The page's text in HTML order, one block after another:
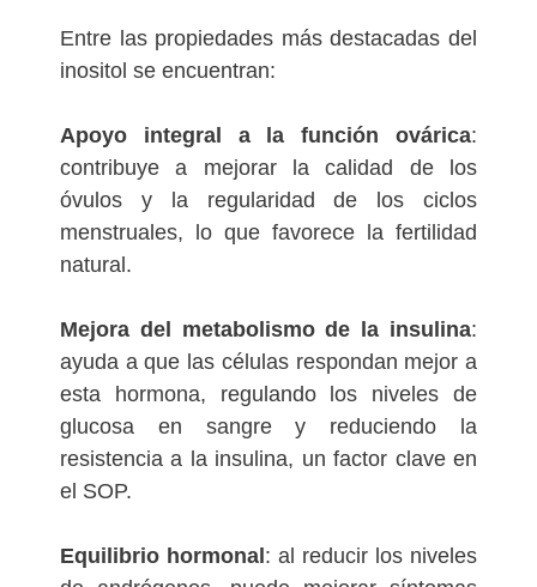
Entre las propiedades más destacadas del
inositol se encuentran:
Apoyo integral a la función ovárica:
contribuye a mejorar la calidad de los
óvulos y la regularidad de los ciclos
menstruales, lo que favorece la fertilidad
natural.
Mejora del metabolismo de la insulina:
ayuda a que las células respondan mejor a
esta hormona, regulando los niveles de
glucosa en sangre y reduciendo la
resistencia a la insulina, un factor clave en
el SOP.
Equilibrio hormonal: al reducir los niveles